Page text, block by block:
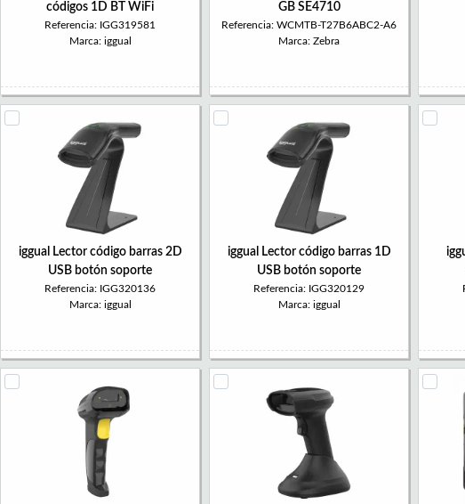
códigos 1D BT WiFi
Referencia: IGG319581
Marca: iggual
GB SE4710
Referencia: WCMTB-T27B6ABC2-A6
Marca: Zebra
iggual Lector código barras 2D
USB botón soporte
Referencia: IGG320136
Marca: iggual
iggual Lector código barras 1D
USB botón soporte
Referencia: IGG320129
Marca: iggual